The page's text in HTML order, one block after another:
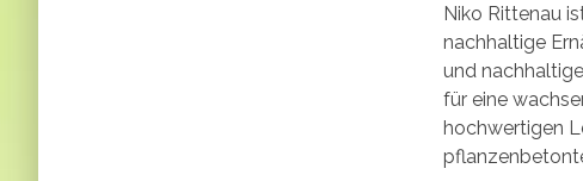
Niko Rittenau
nachhaltige
und
für eine
hochwertigen